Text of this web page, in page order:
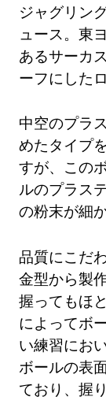
ジャグリン
ュース。東
あるサーカ
ーフにした
中空のプラ
めたタイプ
すが、この
ルのプラス
の粉末が細
品質にこだ
金型から製
握ってもほ
によってボ
い練習にお
ボールの表
ており、握